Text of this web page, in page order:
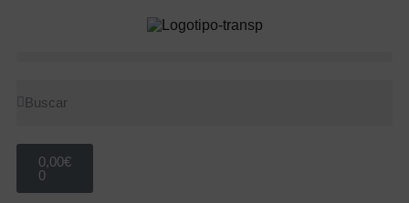
0,00€
0